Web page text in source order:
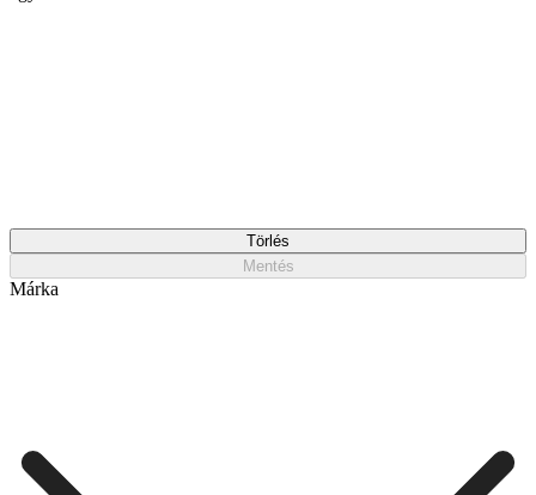
Törlés
Mentés
Márka